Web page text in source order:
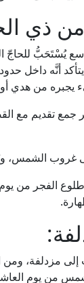
من ذي
يُسْتَحَبُّ للحاجّ
أنَّه داخل
يجبره من هدي
جمع تقديم مع
غروب الشمس،
الفجر من
مزدلفة، ومن
من يوم